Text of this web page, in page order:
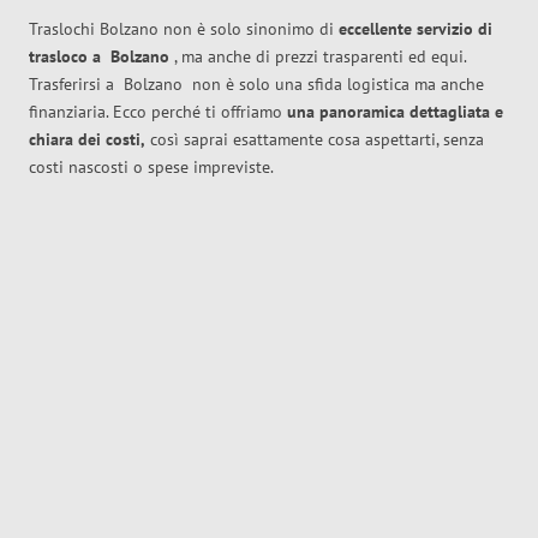
Traslochi Bolzano non è solo sinonimo di eccellente servizio di
trasloco a Bolzano , ma anche di prezzi trasparenti ed equi.
Trasferirsi a Bolzano non è solo una sfida logistica ma anche
finanziaria. Ecco perché ti offriamo una panoramica dettagliata e
chiara dei costi, così saprai esattamente cosa aspettarti, senza
costi nascosti o spese impreviste.